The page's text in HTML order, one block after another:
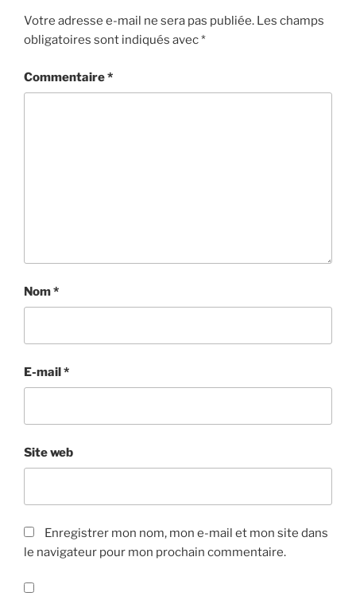
Votre adresse e-mail ne sera pas publiée. Les champs
obligatoires sont indiqués avec*
Commentaire*
Nom*
E-mail*
Site web
Enregistrer mon nom, mon e-mail et mon site dans
le navigateur pour mon prochain commentaire.